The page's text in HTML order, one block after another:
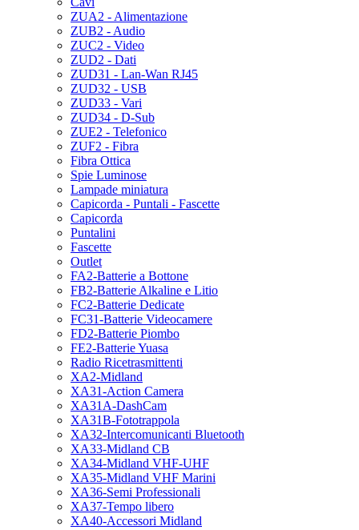
ZUA2 - Alimentazione
ZUB2 - Audio
ZUC2 - Video
ZUD2 - Dati
ZUD31 - Lan-Wan RJ45
ZUD32 - USB
ZUD33 - Vari
ZUD34 - D-Sub
ZUE2 - Telefonico
ZUF2 - Fibra
Fibra Ottica
Spie Luminose
Lampade miniatura
Capicorda - Puntali - Fascette
Capicorda
Puntalini
Fascette
Outlet
FA2-Batterie a Bottone
FB2-Batterie Alkaline e Litio
FC2-Batterie Dedicate
FC31-Batterie Videocamere
FD2-Batterie Piombo
FE2-Batterie Yuasa
Radio Ricetrasmittenti
XA2-Midland
XA31-Action Camera
XA31A-DashCam
XA31B-Fototrappola
XA32-Intercomunicanti Bluetooth
XA33-Midland CB
XA34-Midland VHF-UHF
XA35-Midland VHF Marini
XA36-Semi Professionali
XA37-Tempo libero
XA40-Accessori Midland